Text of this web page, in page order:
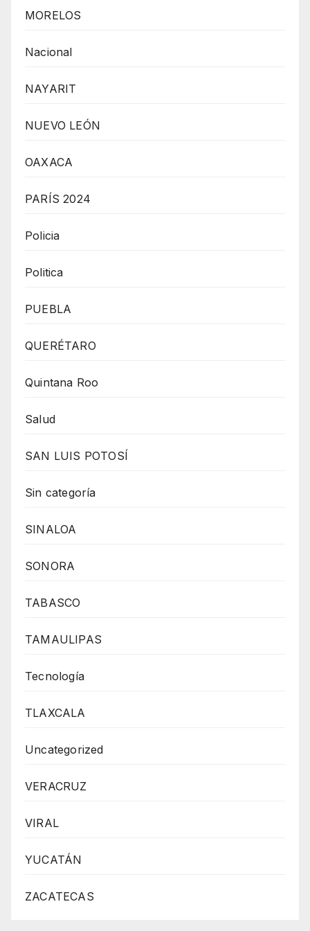
MORELOS
Nacional
NAYARIT
NUEVO LEÓN
OAXACA
PARÍS 2024
Policia
Politica
PUEBLA
QUERÉTARO
Quintana Roo
Salud
SAN LUIS POTOSÍ
Sin categoría
SINALOA
SONORA
TABASCO
TAMAULIPAS
Tecnología
TLAXCALA
Uncategorized
VERACRUZ
VIRAL
YUCATÁN
ZACATECAS